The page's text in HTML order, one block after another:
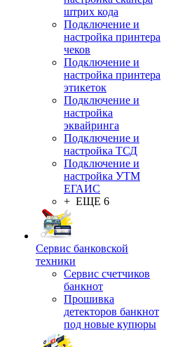
штрих кода
Подключение и
настройка принтера
чеков
Подключение и
настройка принтера
этикеток
Подключение и
настройка
эквайринга
Подключение и
настройка ТСД
Подключение и
настройка УТМ
ЕГАИС
+ ЕЩЕ 6
Сервис банковской
техники
Сервис счетчиков
банкнот
Прошивка
детекторов банкнот
под новые купюры